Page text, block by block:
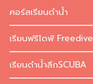
content
คอร์สเรียนดำน้ำ
เรียนฟรีไดฟ์ Freedive
เรียนดำน้ำลึกSCUBA